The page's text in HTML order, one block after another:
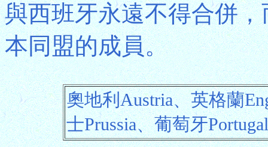
與西班牙永遠不得合併
本同盟的成員。
奧地利Austria、英格蘭
士Prussia、葡萄牙